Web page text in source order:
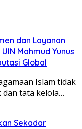
dan Layanan
Mahmud Yunus
Global
Islam tidak
dan tata kelola…
Sekadar